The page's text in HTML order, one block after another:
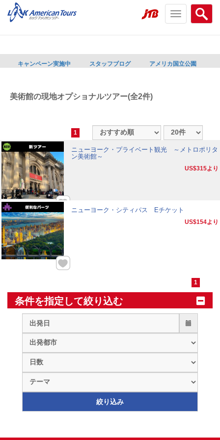
Search
menu
Toggle
navigation
キャンペーン実施中 スタッフブログ アメリカ国立公園
美術館の現地オプショナルツアー(全2件)
1
ニューヨーク・プライベート観光 ～メトロポリタ
ン美術館～
US$315より
ニューヨーク・シティパス Eチケット
US$154より
1
条件を指定して絞り込む